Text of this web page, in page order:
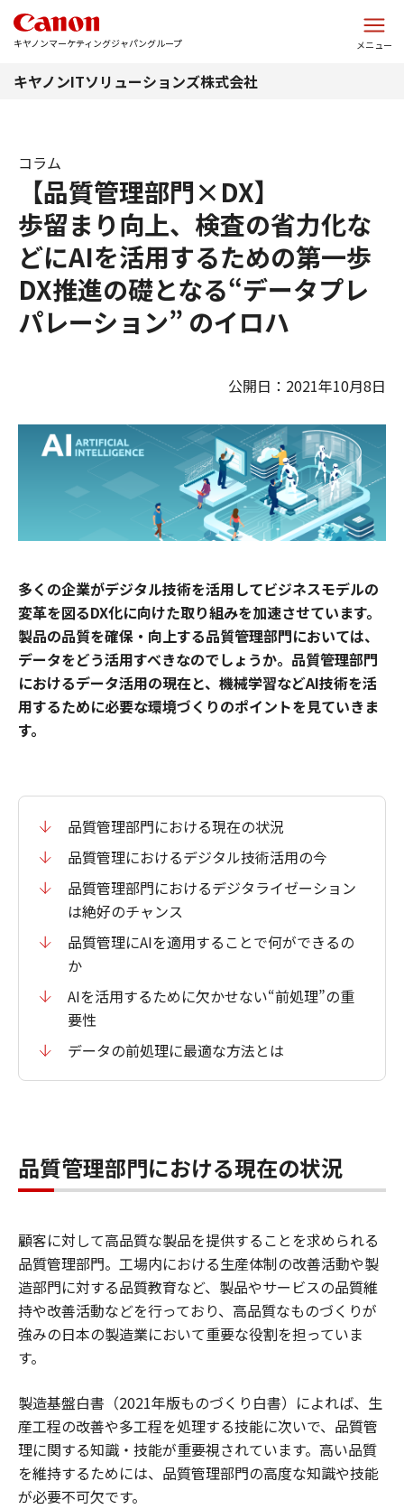
キヤノンマーケティングジャパングループ メニュー
キヤノンITソリューションズ株式会社
【品質管理部門×DX】
歩留まり向上、検査の省力化な
どにAIを活用するための第一歩
DX推進の礎となる“データプレ
パレーション” のイロハ
コラム
公開日：2021年10月8日
多くの企業がデジタル技術を活用してビジネスモデルの
変革を図るDX化に向けた取り組みを加速させています。
製品の品質を確保・向上する品質管理部門においては、
データをどう活用すべきなのでしょうか。品質管理部門
におけるデータ活用の現在と、機械学習などAI技術を活
用するために必要な環境づくりのポイントを見ていきま
す。
品質管理部門における現在の状況
品質管理におけるデジタル技術活用の今
品質管理部門におけるデジタライゼーション
は絶好のチャンス
品質管理にAIを適用することで何ができるの
か
AIを活用するために欠かせない“前処理”の重
要性
データの前処理に最適な方法とは
品質管理部門における現在の状況
顧客に対して高品質な製品を提供することを求められる
品質管理部門。工場内における生産体制の改善活動や製
造部門に対する品質教育など、製品やサービスの品質維
持や改善活動などを行っており、高品質なものづくりが
強みの日本の製造業において重要な役割を担っていま
す。
製造基盤白書（2021年版ものづくり白書）によれば、生
産工程の改善や多工程を処理する技能に次いで、品質管
理に関する知識・技能が重要視されています。高い品質
を維持するためには、品質管理部門の高度な知識や技能
が必要不可欠です。